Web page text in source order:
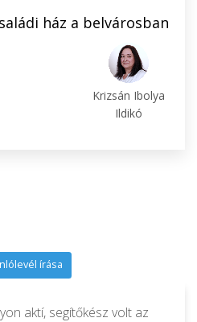
ház a belvárosban
Krizsán Ibolya
Ildikó
írása
aktí, segítőkész volt az